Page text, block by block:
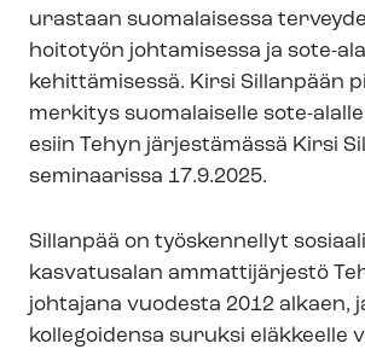
urastaan suomalaisessa
hoitotyön johtamisessa ja sote-
kehittämisessä. Kirsi Sillanpään
merkitys suomalaiselle sote-
esiin Tehyn järjestämässä Kirsi
seminaarissa 17.9.2025.
Sillanpää on työskennellyt
kasvatusalan ammattijärjestö
johtajana vuodesta 2012 alkaen,
kollegoidensa suruksi eläkkeelle